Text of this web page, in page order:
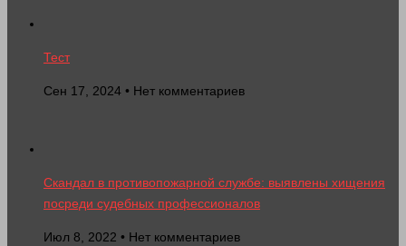
Тест
Сен 17, 2024 • Нет комментариев
Скандал в противопожарной службе: выявлены хищения
посреди судебных профессионалов
Июл 8, 2022 • Нет комментариев